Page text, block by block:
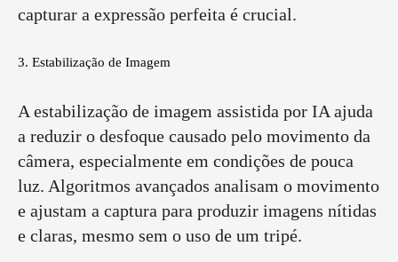
capturar a expressão perfeita é crucial.
3. Estabilização de Imagem
A estabilização de imagem assistida por IA ajuda
a reduzir o desfoque causado pelo movimento da
câmera, especialmente em condições de pouca
luz. Algoritmos avançados analisam o movimento
e ajustam a captura para produzir imagens nítidas
e claras, mesmo sem o uso de um tripé.